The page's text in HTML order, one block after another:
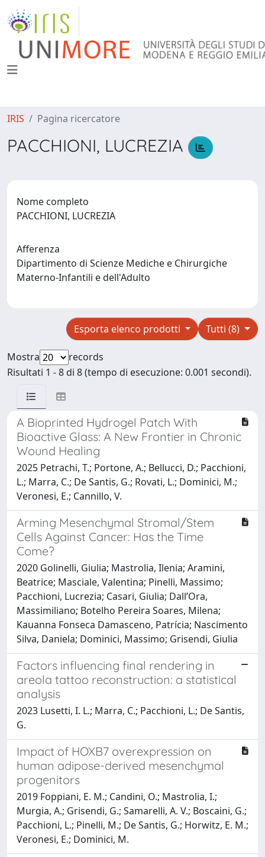
IRIS Pagina ricercatore
PACCHIONI, LUCREZIA
Nome completo
PACCHIONI, LUCREZIA
Afferenza
Dipartimento di Scienze Mediche e Chirurgiche
Materno-Infantili e dell'Adulto
Tutti (8)
Esporta elenco prodotti
Mostra
records
Risultati 1 - 8 di 8 (tempo di esecuzione: 0.001 secondi).
A Bioprinted Hydrogel Patch With
Bioactive Glass: A New Frontier in Chronic
Wound Healing
2025 Petrachi, T.; Portone, A.; Bellucci, D.; Pacchioni,
L.; Marra, C.; De Santis, G.; Rovati, L.; Dominici, M.;
Veronesi, E.; Cannillo, V.
Arming Mesenchymal Stromal/Stem
Cells Against Cancer: Has the Time
Come?
2020 Golinelli, Giulia; Mastrolia, Ilenia; Aramini,
Beatrice; Masciale, Valentina; Pinelli, Massimo;
Pacchioni, Lucrezia; Casari, Giulia; Dall’Ora,
Massimiliano; Botelho Pereira Soares, Milena;
Kauanna Fonseca Damasceno, Patrícia; Nascimento
Silva, Daniela; Dominici, Massimo; Grisendi, Giulia
Factors influencing final rendering in
areola tattoo reconstruction: a statistical
analysis
2023 Lusetti, I. L.; Marra, C.; Pacchioni, L.; De Santis,
G.
Impact of HOXB7 overexpression on
human adipose-derived mesenchymal
progenitors
2019 Foppiani, E. M.; Candini, O.; Mastrolia, I.;
Murgia, A.; Grisendi, G.; Samarelli, A. V.; Boscaini, G.;
Pacchioni, L.; Pinelli, M.; De Santis, G.; Horwitz, E. M.;
Veronesi, E.; Dominici, M.